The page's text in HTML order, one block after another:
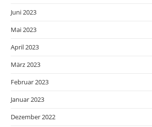
Juni 2023
Mai 2023
April 2023
März 2023
Februar 2023
Januar 2023
Dezember 2022